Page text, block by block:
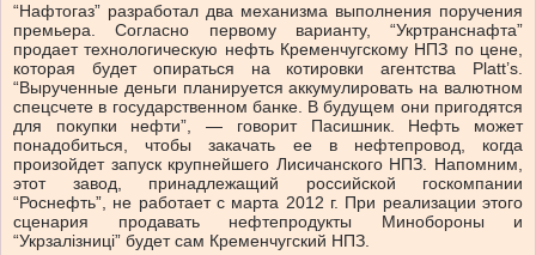
“Нафтогаз” разработал два механизма выполнения поручения
премьера. Согласно первому варианту, “Укртранснафта”
продает технологическую нефть Кременчугскому НПЗ по цене,
которая будет опираться на котировки агентства Platt’s.
“Вырученные деньги планируется аккумулировать на валютном
спец­счете в государственном банке. В будущем они пригодятся
для покупки нефти”, — говорит Пасишник. Нефть может
понадобиться, чтобы закачать ее в нефтепровод, когда
произойдет запуск крупнейшего Лисичанского НПЗ. Напомним,
этот завод, принадлежащий российской госкомпании
“Роснефть”, не работает с марта 2012 г. При реализации этого
сценария продавать нефтепродукты Минобороны и
“Укрзалізниці” будет сам Кременчугский НПЗ.